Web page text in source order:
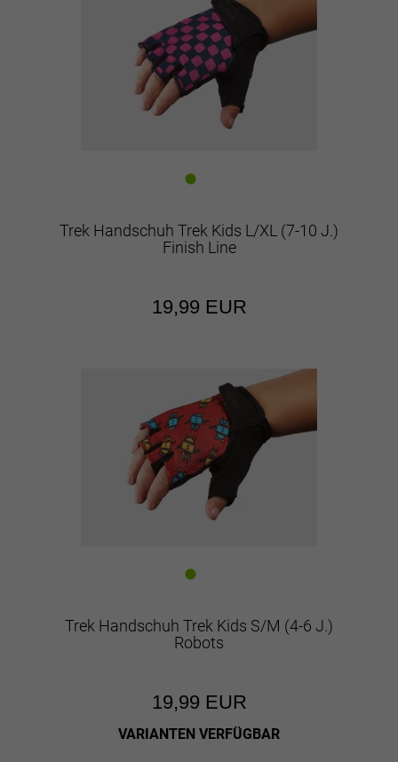
Trek Handschuh Trek Kids L/XL (7-10 J.)
Finish Line
19,99 EUR
Trek Handschuh Trek Kids S/M (4-6 J.)
Robots
19,99 EUR
VARIANTEN VERFÜGBAR